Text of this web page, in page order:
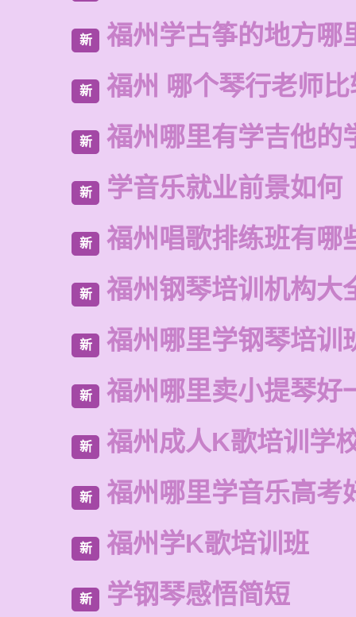
新 福州学古筝的地方哪
新 福州 哪个琴行老师
新 福州哪里有学吉他的
新 学音乐就业前景如何
新 福州唱歌排练班有哪
新 福州钢琴培训机构大
新 福州哪里学钢琴培训
新 福州哪里卖小提琴好
新 福州成人K歌培训学
新 福州哪里学音乐高考
新 福州学K歌培训班
新 学钢琴感悟简短